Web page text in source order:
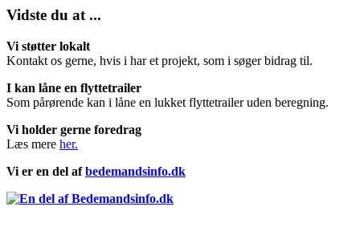
Vidste du at ...
Vi støtter lokalt
Kontakt os gerne, hvis i har et projekt, som i søger bidrag til.
I kan låne en flyttetrailer
Som pårørende kan i låne en lukket flyttetrailer uden beregning.
Vi holder gerne foredrag
Læs mere her.
Vi er en del afbedemandsinfo.dk